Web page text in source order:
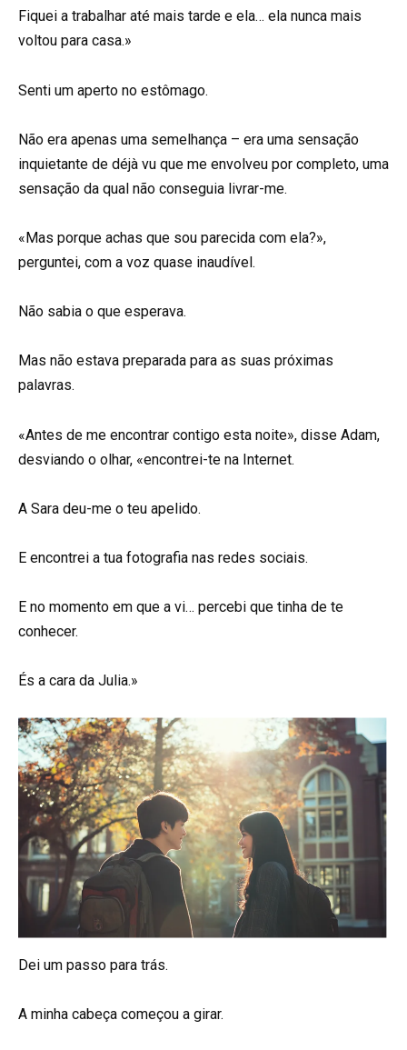
Fiquei a trabalhar até mais tarde e ela… ela nunca mais
voltou para casa.»
Senti um aperto no estômago.
Não era apenas uma semelhança – era uma sensação
inquietante de déjà vu que me envolveu por completo, uma
sensação da qual não conseguia livrar-me.
«Mas porque achas que sou parecida com ela?»,
perguntei, com a voz quase inaudível.
Não sabia o que esperava.
Mas não estava preparada para as suas próximas
palavras.
«Antes de me encontrar contigo esta noite», disse Adam,
desviando o olhar, «encontrei-te na Internet.
A Sara deu-me o teu apelido.
E encontrei a tua fotografia nas redes sociais.
E no momento em que a vi… percebi que tinha de te
conhecer.
És a cara da Julia.»
Dei um passo para trás.
A minha cabeça começou a girar.